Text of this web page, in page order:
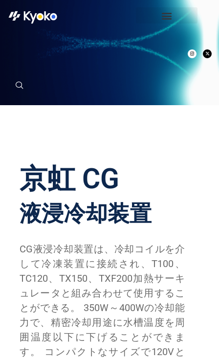
京虹 CG
液浸冷却装置
CG液浸冷却装置は、冷却コイルを介
して冷凍装置に接続され、T100、
TC120、TX150、TXF200加熱サーキ
ュレータと組み合わせて使用するこ
とができる。 350W～400Wの冷却能
力で、精密冷却用途に水槽温度を周
囲温度以下に下げることができま
す。 コンパクトなサイズで120Vと